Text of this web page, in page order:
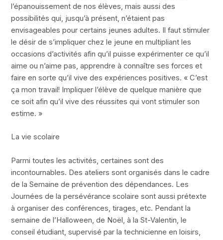
l’épanouissement de nos élèves, mais aussi des
possibilités qui, jusqu’à présent, n’étaient pas
envisageables pour certains jeunes adultes. Il faut stimuler
le désir de s’impliquer chez le jeune en multipliant les
occasions d’activités afin qu’il puisse expérimenter ce qu’il
aime ou n’aime pas, apprendre à connaître ses forces et
faire en sorte qu’il vive des expériences positives. « C’est
ça mon travail! Impliquer l’élève de quelque manière que
ce soit afin qu’il vive des réussites qui vont stimuler son
estime. »
La vie scolaire
Parmi toutes les activités, certaines sont des
incontournables. Des ateliers sont organisés dans le cadre
de la Semaine de prévention des dépendances. Les
Journées de la persévérance scolaire sont aussi prétexte
à organiser des conférences, tirages, etc. Pendant la
semaine de l’Halloween, de Noël, à la St-Valentin, le
conseil étudiant, supervisé par la technicienne en loisirs,